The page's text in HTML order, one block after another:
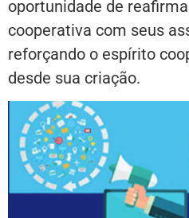
oportunidade de
cooperativa com seus
reforçando o espírito
desde sua criação.